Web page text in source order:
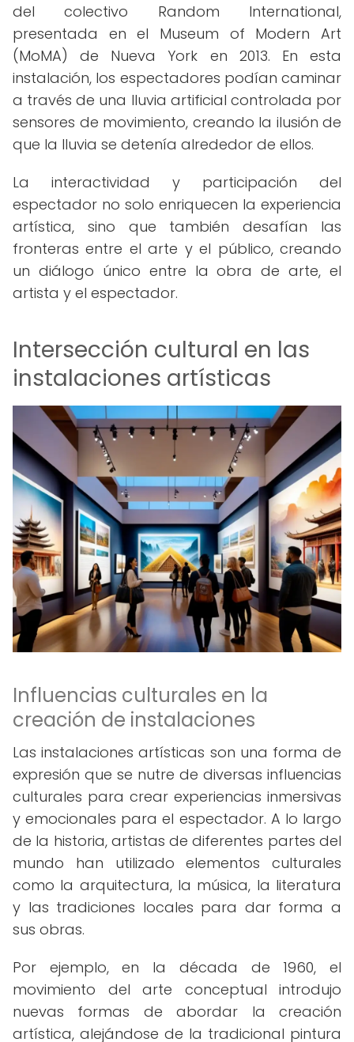
del colectivo Random International,
presentada en el Museum of Modern Art
(MoMA) de Nueva York en 2013. En esta
instalación, los espectadores podían caminar
a través de una lluvia artificial controlada por
sensores de movimiento, creando la ilusión de
que la lluvia se detenía alrededor de ellos.
La interactividad y participación del
espectador no solo enriquecen la experiencia
artística, sino que también desafían las
fronteras entre el arte y el público, creando
un diálogo único entre la obra de arte, el
artista y el espectador.
Intersección cultural en las
instalaciones artísticas
Influencias culturales en la
creación de instalaciones
Las instalaciones artísticas son una forma de
expresión que se nutre de diversas influencias
culturales para crear experiencias inmersivas
y emocionales para el espectador. A lo largo
de la historia, artistas de diferentes partes del
mundo han utilizado elementos culturales
como la arquitectura, la música, la literatura
y las tradiciones locales para dar forma a
sus obras.
Por ejemplo, en la década de 1960, el
movimiento del arte conceptual introdujo
nuevas formas de abordar la creación
artística, alejándose de la tradicional pintura